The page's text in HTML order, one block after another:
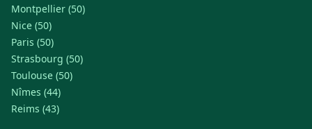
Montpellier (50)
Nice (50)
Paris (50)
Strasbourg (50)
Toulouse (50)
Nîmes (44)
Reims (43)